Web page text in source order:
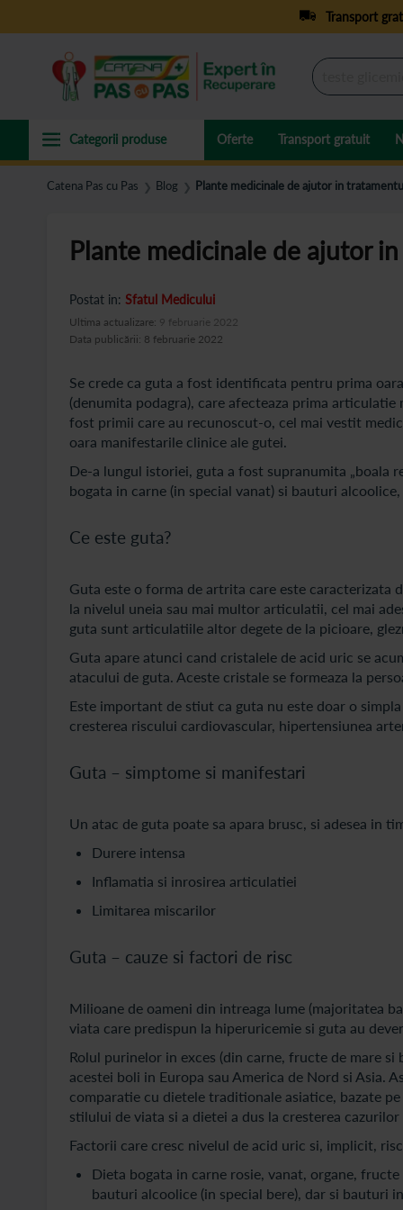
Transport
Oferte Transport gratuit
Catena Pas cu Pas ❯ Blog ❯ Plante medicinale de ajutor in
Plante medicinale de ajutor
Postat in: Sfatul Medicului
Data publicării: 8 februarie 2022
Ultima actualizare: 9 februarie 2022
Se crede ca guta a fost identificata pentru prima
(denumita podagra), care afecteaza prima
fost primii care au recunoscut-o, cel mai vestit
oara manifestarile clinice ale gutei.
De-a lungul istoriei, guta a fost supranumita „boala
bogata in carne (in special vanat) si bauturi
Ce este guta?
Guta este o forma de artrita care este caracterizata
la nivelul uneia sau mai multor articulatii, cel mai
guta sunt articulatiile altor degete de la picioare,
Guta apare atunci cand cristalele de acid uric se
atacului de guta. Aceste cristale se formeaza la
Este important de stiut ca guta nu este doar o
cresterea riscului cardiovascular, hipertensiunea
Guta – simptome si manifestari
Un atac de guta poate sa apara brusc, si adesea in
Durere intensa
Inflamatia si inrosirea articulatiei
Limitarea miscarilor
Guta – cauze si factori de risc
Milioane de oameni din intreaga lume (majoritatea
viata care predispun la hiperuricemie si guta au
Rolul purinelor in exces (din carne, fructe de mare
acestei boli in Europa sau America de Nord si Asia.
comparatie cu dietele traditionale asiatice, bazate
stilului de viata si a dietei a dus la cresterea
Factorii care cresc nivelul de acid uric si, implicit,
Dieta bogata in carne rosie, vanat, organe,
bauturi alcoolice (in special bere), dar si bauturi